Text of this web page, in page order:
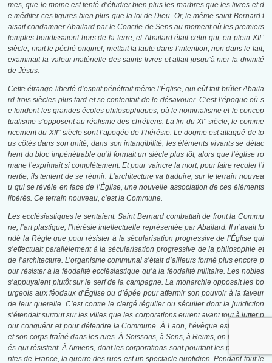
mes, que le moine est tenté d’étudier bien plus les marbres que les livres et d
e méditer ces figures bien plus que la loi de Dieu. Or, le même saint Bernard f
aisait condamner Abailard par le Concile de Sens au moment où les premiers
temples bondissaient hors de la terre, et Abailard était celui qui, en plein XII°
siècle, niait le péché originel, mettait la faute dans l’intention, non dans le fait,
examinait la valeur matérielle des saints livres et allait jusqu’à nier la divinité
de Jésus.
Cette étrange liberté d’esprit pénétrait même l’Église, qui eût fait brûler Abaila
rd trois siècles plus tard et se contentait de le désavouer. C’est l’époque où s
e fondent les grandes écoles philosophiques, où le nominalisme et le concep
tualisme s’opposent au réalisme des chrétiens. La fin du XI°siècle, le comme
ncement du XII° siècle sont l’apogée de l’hérésie. Le dogme est attaqué de to
us côtés dans son unité, dans son intangibilité, les éléments vivants se détac
hent du bloc impénétrable qu’il formait un siècle plus tôt, alors que l’église ro
mane l’exprimait si complètement. Et pour vaincre la mort, pour faire reculer l’i
nertie, ils tentent de se réunir. L’architecture va traduire, sur le terrain nouvea
u qui se révèle en face de l’Église, une nouvelle association de ces éléments
libérés. Ce terrain nouveau, c’est la Commune.
Les ecclésiastiques le sentaient. Saint Bernard combattait de front la Commu
ne, l’art plastique, l’hérésie intellectuelle représentée par Abailard. Il n’avait fo
ndé la Règle que pour résister à la sécularisation progressive de l’Église qui
s’effectuait parallèlement à la sécularisation progressive de la philosophie et
de l’architecture. L’organisme communal s’était d’ailleurs formé plus encore p
our résister à la féodalité ecclésiastique qu’à la féodalité militaire. Les nobles
s’appuyaient plutôt sur le serf de la campagne. La monarchie opposait les bo
urgeois aux féodaux d’Église ou d’épée pour affermir son pouvoir à la faveur
de leur querelle. C’est contre le clergé régulier ou séculier dont la juridiction
s’étendait surtout sur les villes que les corporations eurent avant tout à lutter p
our conquérir et pour défendre la Commune. À Laon, l’évêque est massacré
et son corps traîné dans les rues. À Soissons, à Sens, à Reims, on tue les abb
és qui résistent. À Amiens, dont les corporations sont pourtant les plus puissa
ntes de France, la guerre des rues est un spectacle quotidien. Pendant tout le